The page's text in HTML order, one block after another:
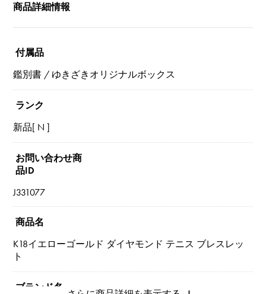
商品詳細情報
付属品
鑑別書 / ゆきざきオリジナルボックス
ランク
新品[ N ]
お問い合わせ商
品ID
J331077
商品名
K18イエローゴールド ダイヤモンド テニス ブレスレッ
ト
ブランド名